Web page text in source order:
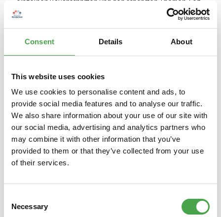
Consent Details About
This website uses cookies
We use cookies to personalise content and ads, to
provide social media features and to analyse our traffic.
We also share information about your use of our site with
our social media, advertising and analytics partners who
may combine it with other information that you’ve
provided to them or that they’ve collected from your use
of their services.
Selection
Necessary
diesem Jahr ha…
Magnet Airport-Express